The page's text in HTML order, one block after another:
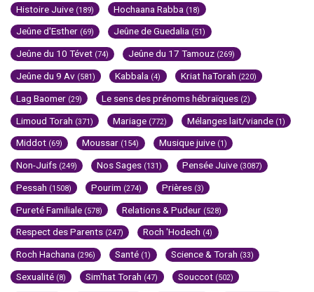
Histoire Juive (189) Hochaana Rabba (18)
Jeûne d'Esther (69) Jeûne de Guedalia (51)
Jeûne du 10 Tévet (74) Jeûne du 17 Tamouz (269)
Jeûne du 9 Av (581) Kabbala (4) Kriat haTorah (220)
Lag Baomer (29) Le sens des prénoms hébraïques (2)
Limoud Torah (371) Mariage (772) Mélanges lait/viande (1)
Middot (69) Moussar (154) Musique juive (1)
Non-Juifs (249) Nos Sages (131) Pensée Juive (3087)
Pessah (1508) Pourim (274) Prières (3)
Pureté Familiale (578) Relations & Pudeur (528)
Respect des Parents (247) Roch 'Hodech (4)
Roch Hachana (296) Santé (1) Science & Torah (33)
Sexualité (8) Sim'hat Torah (47) Souccot (502)